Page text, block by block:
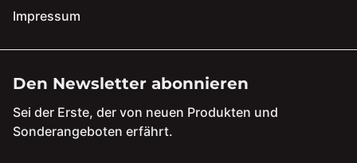
Impressum
Den Newsletter abonnieren
Sei der Erste, der von neuen Produkten und
Sonderangeboten erfährt.